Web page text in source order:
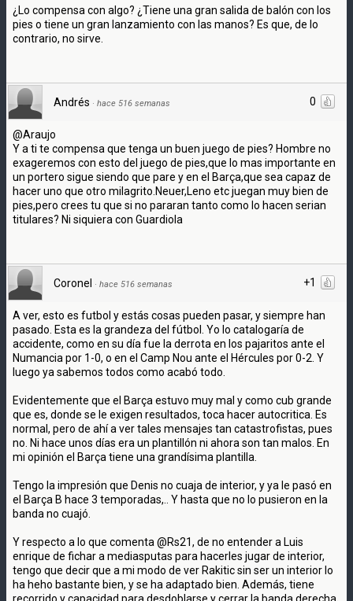
¿Lo compensa con algo? ¿Tiene una gran salida de balón con los
pies o tiene un gran lanzamiento con las manos? Es que, de lo
contrario, no sirve.
0
Andrés · hace 516 semanas
@Araujo
Y a ti te compensa que tenga un buen juego de pies? Hombre no
exageremos con esto del juego de pies,que lo mas importante en
un portero sigue siendo que pare y en el Barça,que sea capaz de
hacer uno que otro milagrito.Neuer,Leno etc juegan muy bien de
pies,pero crees tu que si no pararan tanto como lo hacen serian
titulares? Ni siquiera con Guardiola
+1
Coronel · hace 516 semanas
A ver, esto es futbol y estás cosas pueden pasar, y siempre han
pasado. Esta es la grandeza del fútbol. Yo lo catalogaría de
accidente, como en su día fue la derrota en los pajaritos ante el
Numancia por 1-0, o en el Camp Nou ante el Hércules por 0-2. Y
luego ya sabemos todos como acabó todo.
Evidentemente que el Barça estuvo muy mal y como cub grande
que es, donde se le exigen resultados, toca hacer autocritica. Es
normal, pero de ahí a ver tales mensajes tan catastrofistas, pues
no. Ni hace unos días era un plantillón ni ahora son tan malos. En
mi opinión el Barça tiene una grandísima plantilla.
Tengo la impresión que Denis no cuaja de interior, y ya le pasó en
el Barça B hace 3 temporadas,.. Y hasta que no lo pusieron en la
banda no cuajó.
Y respecto a lo que comenta @Rs21, de no entender a Luis
enrique de fichar a mediasputas para hacerles jugar de interior,
tengo que decir que a mi modo de ver Rakitic sin ser un interior lo
ha heho bastante bien, y se ha adaptado bien. Además, tiene